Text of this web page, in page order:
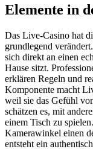
Elemente in
Das Live-Casino hat
grundlegend
sich direkt an einen
Hause sitzt.
erklären Regeln und
Komponente macht
weil sie das Gefühl
schätzen es, mit
einem Tisch zu
Kamerawinkel einen
entsteht ein